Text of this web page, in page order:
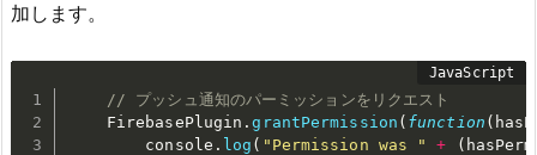
加します。
// プッシュ通知のパーミッションをリクエスト
    FirebasePlugin
.grantPermission ( function (
        console
. log ( "Permission was " + (